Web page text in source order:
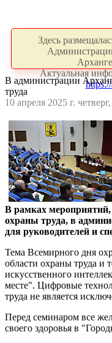
Здесь
Актуальная
В администрации
труда
10 апреля 2025 г.
В рамках
охраны труда, в
для руководителей и
Тема Всемирного дня
области охраны труда и
искусственного
месте". Цифровые
труда не является
Перед семинаром все
своего здоровья в